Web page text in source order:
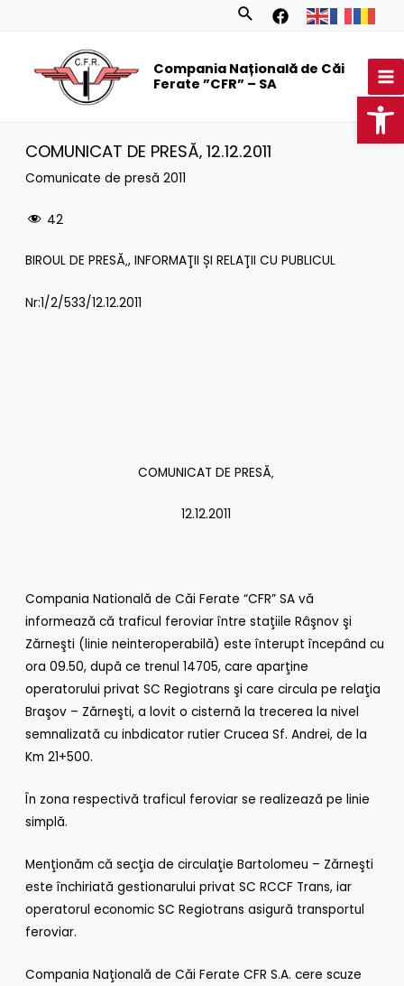
Search
Compania Națională de Căi
Ferate ”CFR” – SA
COMUNICAT DE PRESĂ‚ 12.12.2011
Comunicate de presă 2011
42
BIROUL DE PRESĂ‚, INFORMAŢII ȘI RELAŢII CU PUBLICUL
Nr:1/2/533/12.12.2011
COMUNICAT DE PRESĂ‚
12.12.2011
Compania Natională de Căi Ferate “CFR” SA vă
informează că traficul feroviar între staţiile Râşnov şi
Zărneşti (linie neinteroperabilă) este înterupt începând cu
ora 09.50, după ce trenul 14705, care aparţine
operatorului privat SC Regiotrans şi care circula pe relaţia
Braşov – Zărneşti, a lovit o cisternă la trecerea la nivel
semnalizată cu inbdicator rutier Crucea Sf. Andrei, de la
Km 21+500.
În zona respectivă traficul feroviar se realizează pe linie
simplă.
Menţionăm că secţia de circulaţie Bartolomeu – Zărneşti
este închiriată gestionarului privat SC RCCF Trans, iar
operatorul economic SC Regiotrans asigură transportul
feroviar.
Compania Naţională de Căi Ferate CFR S.A. cere scuze